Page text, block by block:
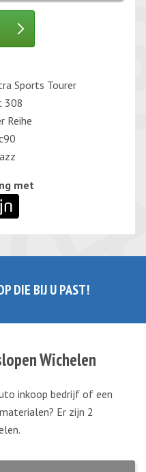
Sports Tourer
308
Reihe
met
DIE BIJ U PAST!
Wichelen
inkoop bedrijf of een
Er zijn 2